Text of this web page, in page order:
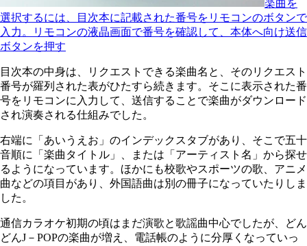
楽曲を
選択するには、目次本に記載された番号をリモコンのボタンで
入力。リモコンの液晶画面で番号を確認して、本体へ向け送信
ボタンを押す
目次本の中身は、リクエストできる楽曲名と、そのリクエスト
番号が羅列された表がひたすら続きます。そこに表示された番
号をリモコンに入力して、送信することで楽曲がダウンロード
され演奏される仕組みでした。
右端に「あいうえお」のインデックスタブがあり、そこで五十
音順に「楽曲タイトル」、または「アーティスト名」から探せ
るようになっています。ほかにも校歌やスポーツの歌、アニメ
曲などの項目があり、外国語曲は別の冊子になっていたりしま
した。
通信カラオケ初期の頃はまだ演歌と歌謡曲中心でしたが、どん
どんJ－POPの楽曲が増え、電話帳のように分厚くなっていっ